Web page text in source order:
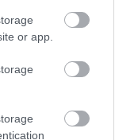
or app.
ŐSHONOS
MENTETT...